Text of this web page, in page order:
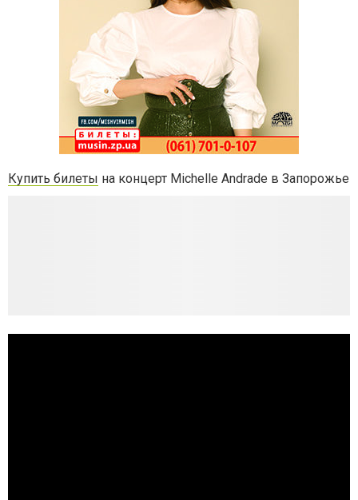
Купить билеты на концерт Michelle Andrade в Запорожье